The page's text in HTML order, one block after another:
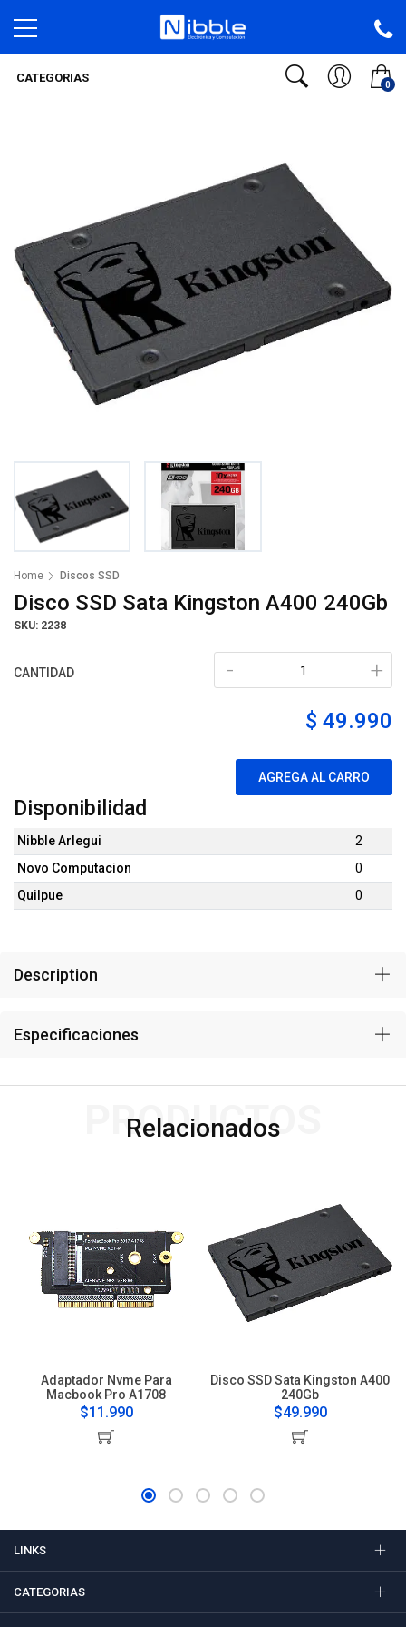
0
CATEGORIAS
Home Discos SSD
Disco SSD Sata Kingston A400 240Gb
SKU: 2238
CANTIDAD +
-
$ 49.990
AGREGA AL CARRO
Disponibilidad
Nibble Arlegui
2
Novo Computacion
0
Quilpue
0
Description
Especificaciones
Relacionados
PRODUCTOS
Adaptador Nvme Para
Macbook Pro A1708
$11.990
Disco SSD Sata Kingston A400
240Gb
$49.990
LINKS
CATEGORIAS